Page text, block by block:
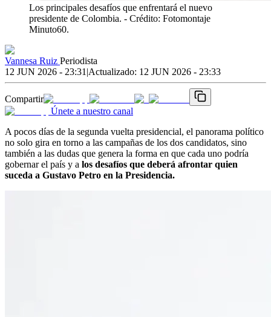
Los principales desafíos que enfrentará el nuevo
presidente de Colombia. - Crédito: Fotomontaje
Minuto60.
Vannesa Ruiz Periodista
12 JUN 2026 - 23:31 |Actualizado: 12 JUN 2026 - 23:33
Compartir
Únete a nuestro canal
A pocos días de la segunda vuelta presidencial, el panorama político
no solo gira en torno a las campañas de los dos candidatos, sino
también a las dudas que genera la forma en que cada uno podría
gobernar el país y a los desafíos que deberá afrontar quien
suceda a Gustavo Petro en la Presidencia.